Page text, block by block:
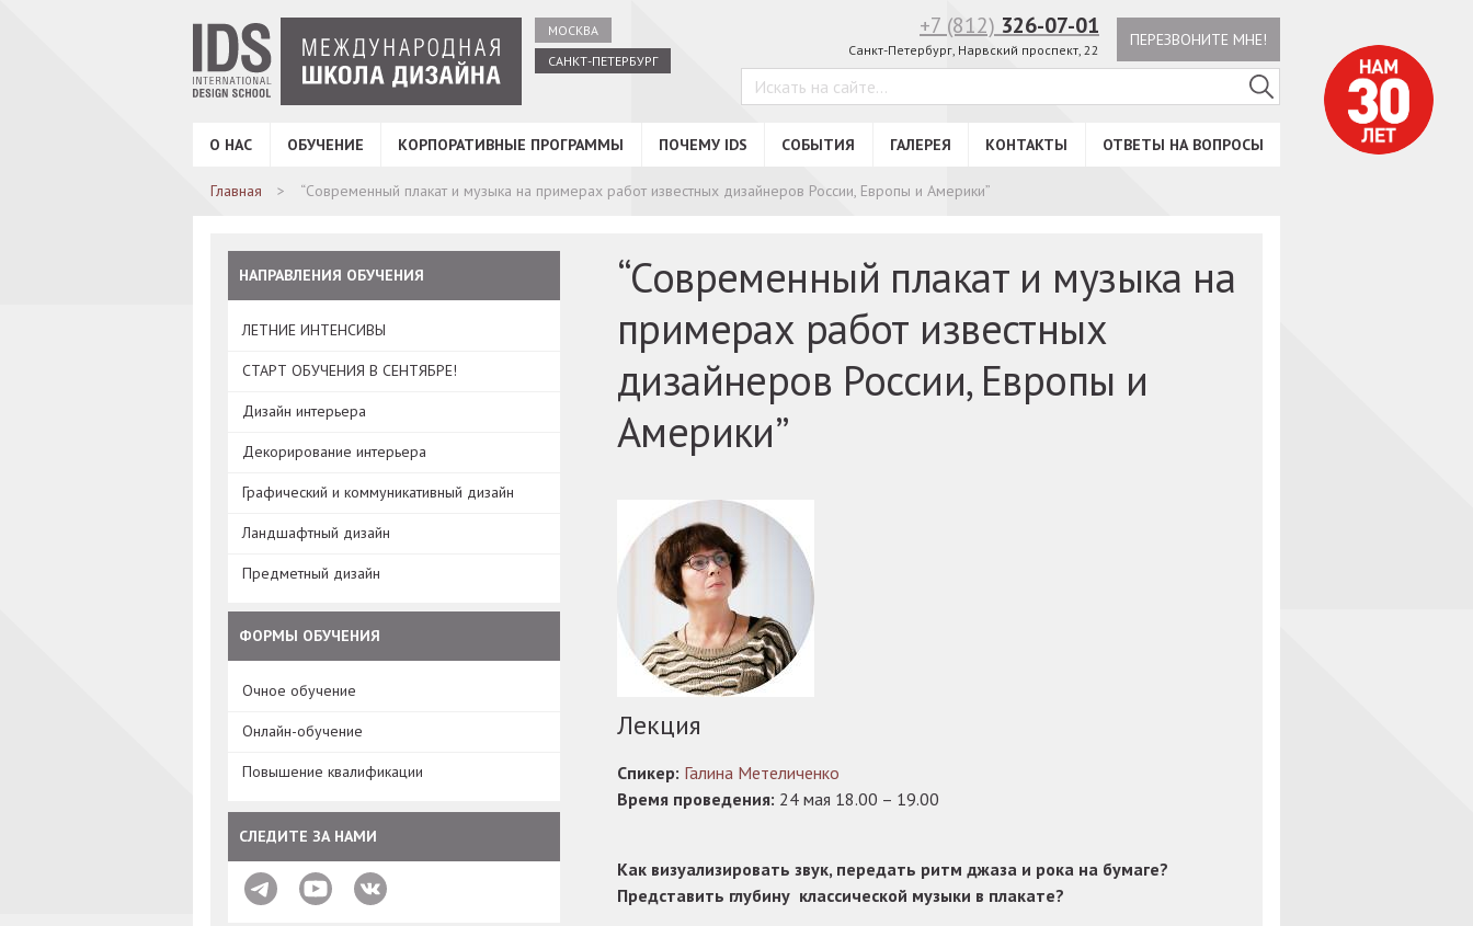
МОСКВА
САНКТ-ПЕТЕРБУРГ
ПЕРЕЗВОНИТЕ МНЕ!
+7 (812) 326-07-01
Санкт-Петербург, Нарвский проспект, 22
О НАС ОБУЧЕНИЕ КОРПОРАТИВНЫЕ ПРОГРАММЫ ПОЧЕМУ IDS СОБЫТИЯ ГАЛЕРЕЯ КОНТАКТЫ ОТВЕТЫ НА ВОПРОСЫ
Главная “Современный плакат и музыка на примерах работ известных дизайнеров России, Европы и Америки”
НАПРАВЛЕНИЯ ОБУЧЕНИЯ
ЛЕТНИЕ ИНТЕНСИВЫ
СТАРТ ОБУЧЕНИЯ В СЕНТЯБРЕ!
Дизайн интерьера
Декорирование интерьера
Графический и коммуникативный дизайн
Ландшафтный дизайн
Предметный дизайн
ФОРМЫ ОБУЧЕНИЯ
Очное обучение
Онлайн-обучение
Повышение квалификации
СЛЕДИТЕ ЗА НАМИ
“Современный плакат и музыка на
примерах работ известных
дизайнеров России, Европы и
Америки”
Лекция
Спикер: Галина Метеличенко
Время проведения: 24 мая 18.00 – 19.00
Как визуализировать звук, передать ритм джаза и рока на бумаге?
Представить глубину классической музыки в плакате?